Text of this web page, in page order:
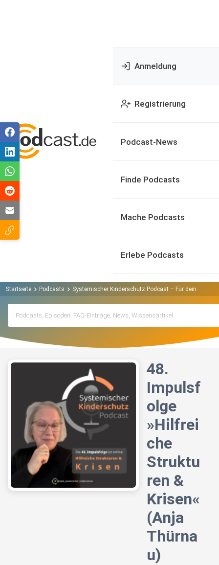
Anmeldung
Registrierung
Podcast-News
Finde Podcasts
Mache Podcasts
Erlebe Podcasts
Startseite Podcasts Systemischer Kinderschutz Podcast – Für deine
48.
Impulsf
olge
»Hilfrei
che
Struktu
ren &
Krisen«
(Anja
Thürna
u)